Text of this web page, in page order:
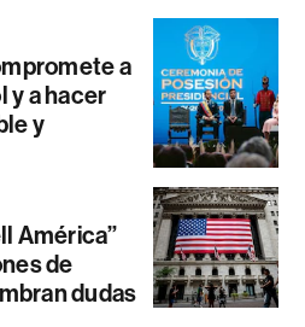
a
y a hacer
y
América”
de
dudas